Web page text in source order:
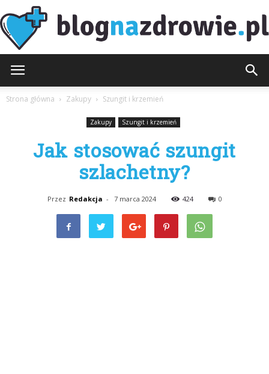
Strona główna Zakupy Szungit i krzemień
Zakupy Szungit i krzemień
Jak stosować szungit
szlachetny?
Przez Redakcja - 7 marca 2024 424 0